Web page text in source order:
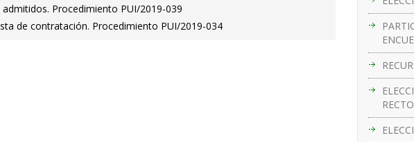
Procedimiento PUI/2019-039
de contratación. Procedimiento PUI/2019-034